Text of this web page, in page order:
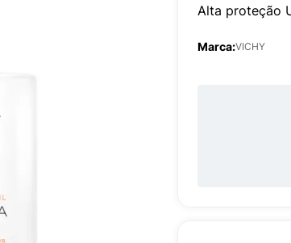
Alta proteção
Marca:VICHY